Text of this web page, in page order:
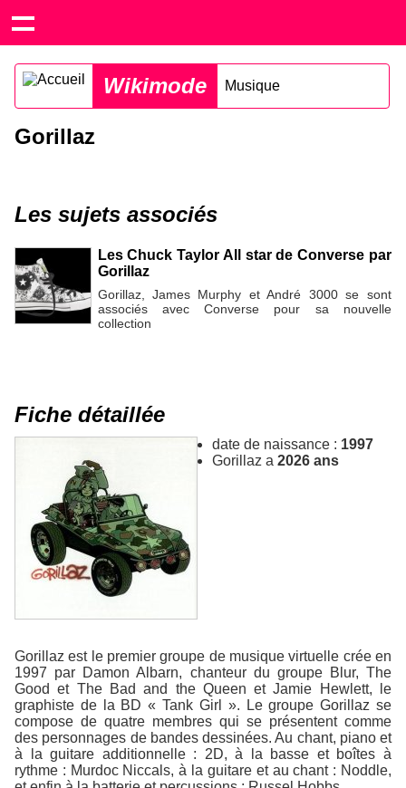
Wikimode Musique
Gorillaz
Les sujets associés
Les Chuck Taylor All star de Converse par
Gorillaz
Gorillaz, James Murphy et André 3000 se sont
associés avec Converse pour sa nouvelle
collection
Fiche détaillée
date de naissance : 1997
Gorillaz a 2026 ans
Gorillaz est le premier groupe de musique virtuelle crée en
1997 par Damon Albarn, chanteur du groupe Blur, The
Good et The Bad and the Queen et Jamie Hewlett, le
graphiste de la BD « Tank Girl ». Le groupe Gorillaz se
compose de quatre membres qui se présentent comme
des personnages de bandes dessinées. Au chant, piano et
à la guitare additionnelle : 2D, à la basse et boîtes à
rythme : Murdoc Niccals, à la guitare et au chant : Noddle,